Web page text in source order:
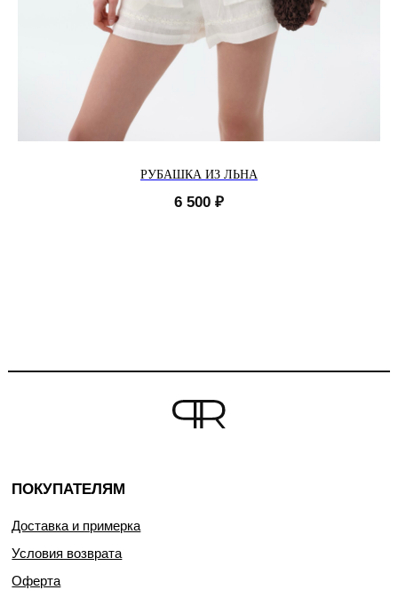
РУБАШКА ИЗ ЛЬНА
6 500 ₽
ПОКУПАТЕЛЯМ
Доставка и примерка
Условия возврата
Оферта